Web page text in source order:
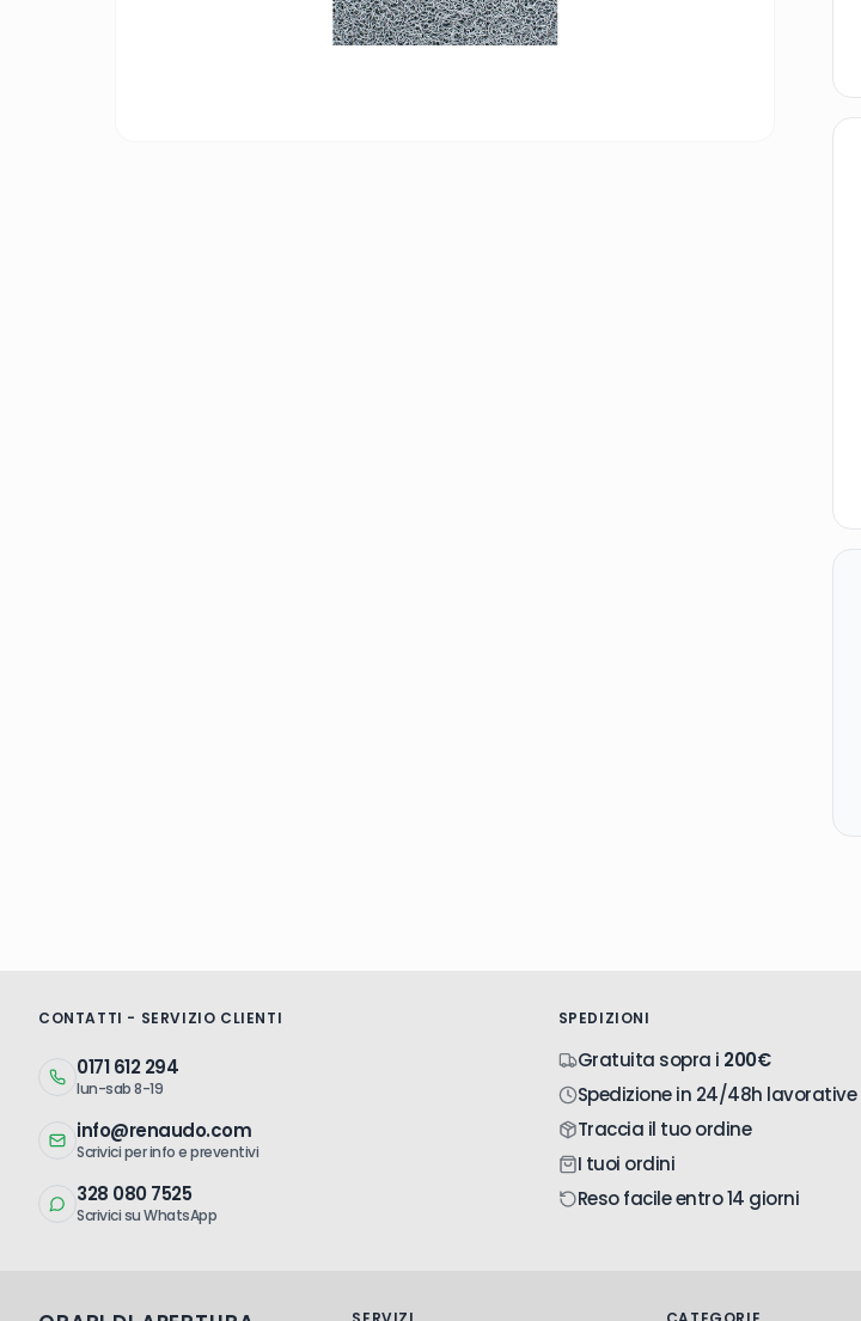
CONTATTI - SERVIZIO CLIENTI
0171 612 294
lun-sab 8-19
info@renaudo.com
Scrivici per info e preventivi
328 080 7525
Scrivici su WhatsApp
SPEDIZIONI
Gratuita sopra i 200€
Spedizione in 24/48h lavorative
Traccia il tuo ordine
I tuoi ordini
Reso facile entro 14 giorni